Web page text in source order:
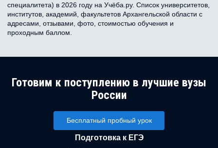
специалитета) в 2026 году на Учёба.ру. Список университетов,
институтов, академий, факультетов Архангельской области с
адресами, отзывами, фото, стоимостью обучения и
проходным баллом.
Готовим к поступлению в лучшие вузы
России
Бесплатный пробный урок
Подготовка к ЕГЭ